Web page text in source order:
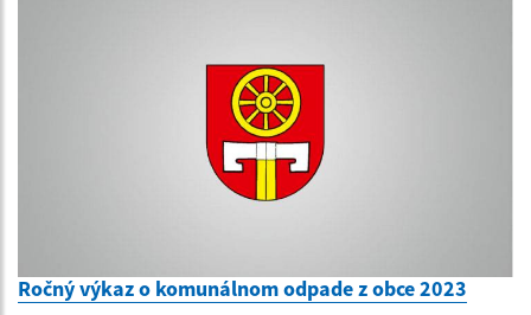
Ročný výkaz o komunálnom odpade z obce 2023